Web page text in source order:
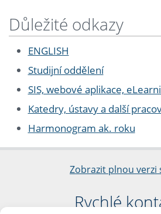
Důležité odkazy
ENGLISH
Studijní oddělení
SIS, webové aplikace,
Katedry, ústavy a další
Harmonogram ak. roku
Zobrazit plnou verzi
Rychlé